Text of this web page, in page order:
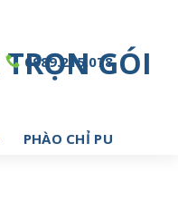
0989.215.078
PHÀO CHỈ PU